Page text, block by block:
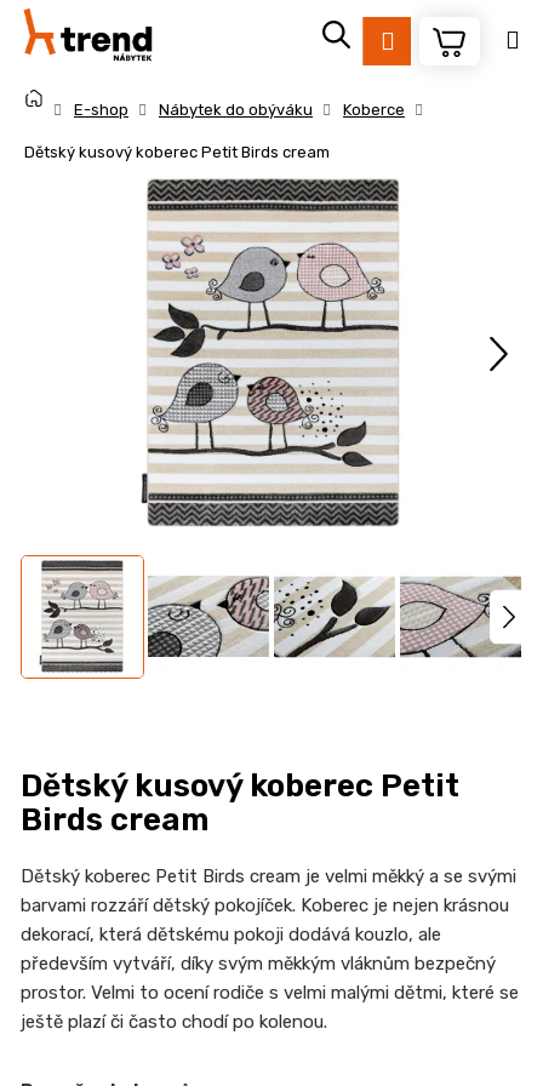
Přejít
obsah
Přihlášení
E-shop Nábytek do obýváku Koberce
Dětský kusový koberec Petit Birds cream
Dětský kusový koberec Petit
Birds cream
Dětský koberec Petit Birds cream je velmi měkký a se svými
barvami rozzáří dětský pokojíček. Koberec je nejen krásnou
dekorací, která dětskému pokoji dodává kouzlo, ale
především vytváří, díky svým měkkým vláknům bezpečný
prostor. Velmi to ocení rodiče s velmi malými dětmi, které se
ještě plazí či často chodí po kolenou.